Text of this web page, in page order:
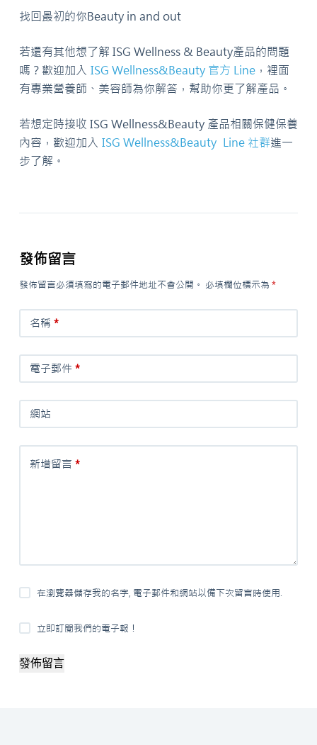
找回最初的你Beauty in and out
若還有其他想了解 ISG Wellness & Beauty產品的問題
嗎？歡迎加入 ISG Wellness&Beauty 官方 Line，裡面
有專業營養師、美容師為你解答，幫助你更了解產品。
若想定時接收 ISG Wellness&Beauty 產品相關保健保養
內容，歡迎加入 ISG Wellness&Beauty Line 社群進一
步了解。
發佈留言
發佈留言必須填寫的電子郵件地址不會公開。 必填欄位標示為 *
名稱 *
電子郵件*
網站
新增留言 *
在瀏覽器儲存我的名字, 電子郵件和網站以備下次留言時使用.
立即訂閱我們的電子報！
發佈留言